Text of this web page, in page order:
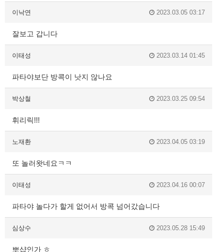
이낙연 2023.03.05 03:17
잘보고 갑니다
이태성 2023.03.14 01:45
파타야보단 방콕이 낫지 않나요
박상철 2023.03.25 09:54
휘리릭!!!
노재환 2023.04.05 03:19
또 놀러왓네요ㅋㅋ
이태성 2023.04.16 00:07
파타야 놀다가 할게 없어서 방콕 넘어갔습니다
심상수 2023.05.28 15:49
뽀샵인가 ㅎ